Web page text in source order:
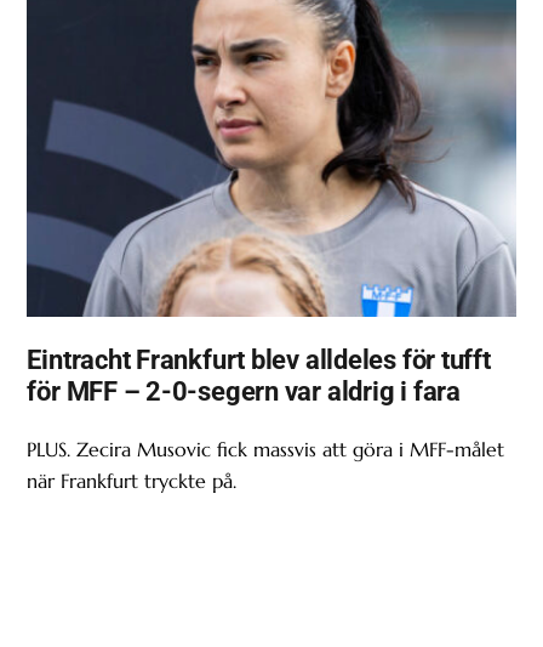
Eintracht Frankfurt blev alldeles för tufft
för MFF – 2-0-segern var aldrig i fara
PLUS. Zecira Musovic fick massvis att göra i MFF-målet
när Frankfurt tryckte på.